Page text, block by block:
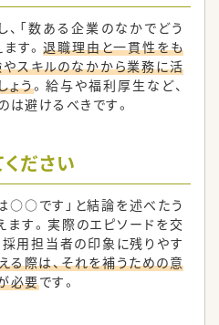
「数ある企業のなかでどう
ます。退職理由と一貫性をも
やスキルのなかから業務に活
ょう。給与や福利厚生など、
避けるべきです。
ださい
○○です」と結論を述べたう
ます。実際のエピソードを交
採用担当者の印象に残りやす
る際は、それを補うための意
必要です。